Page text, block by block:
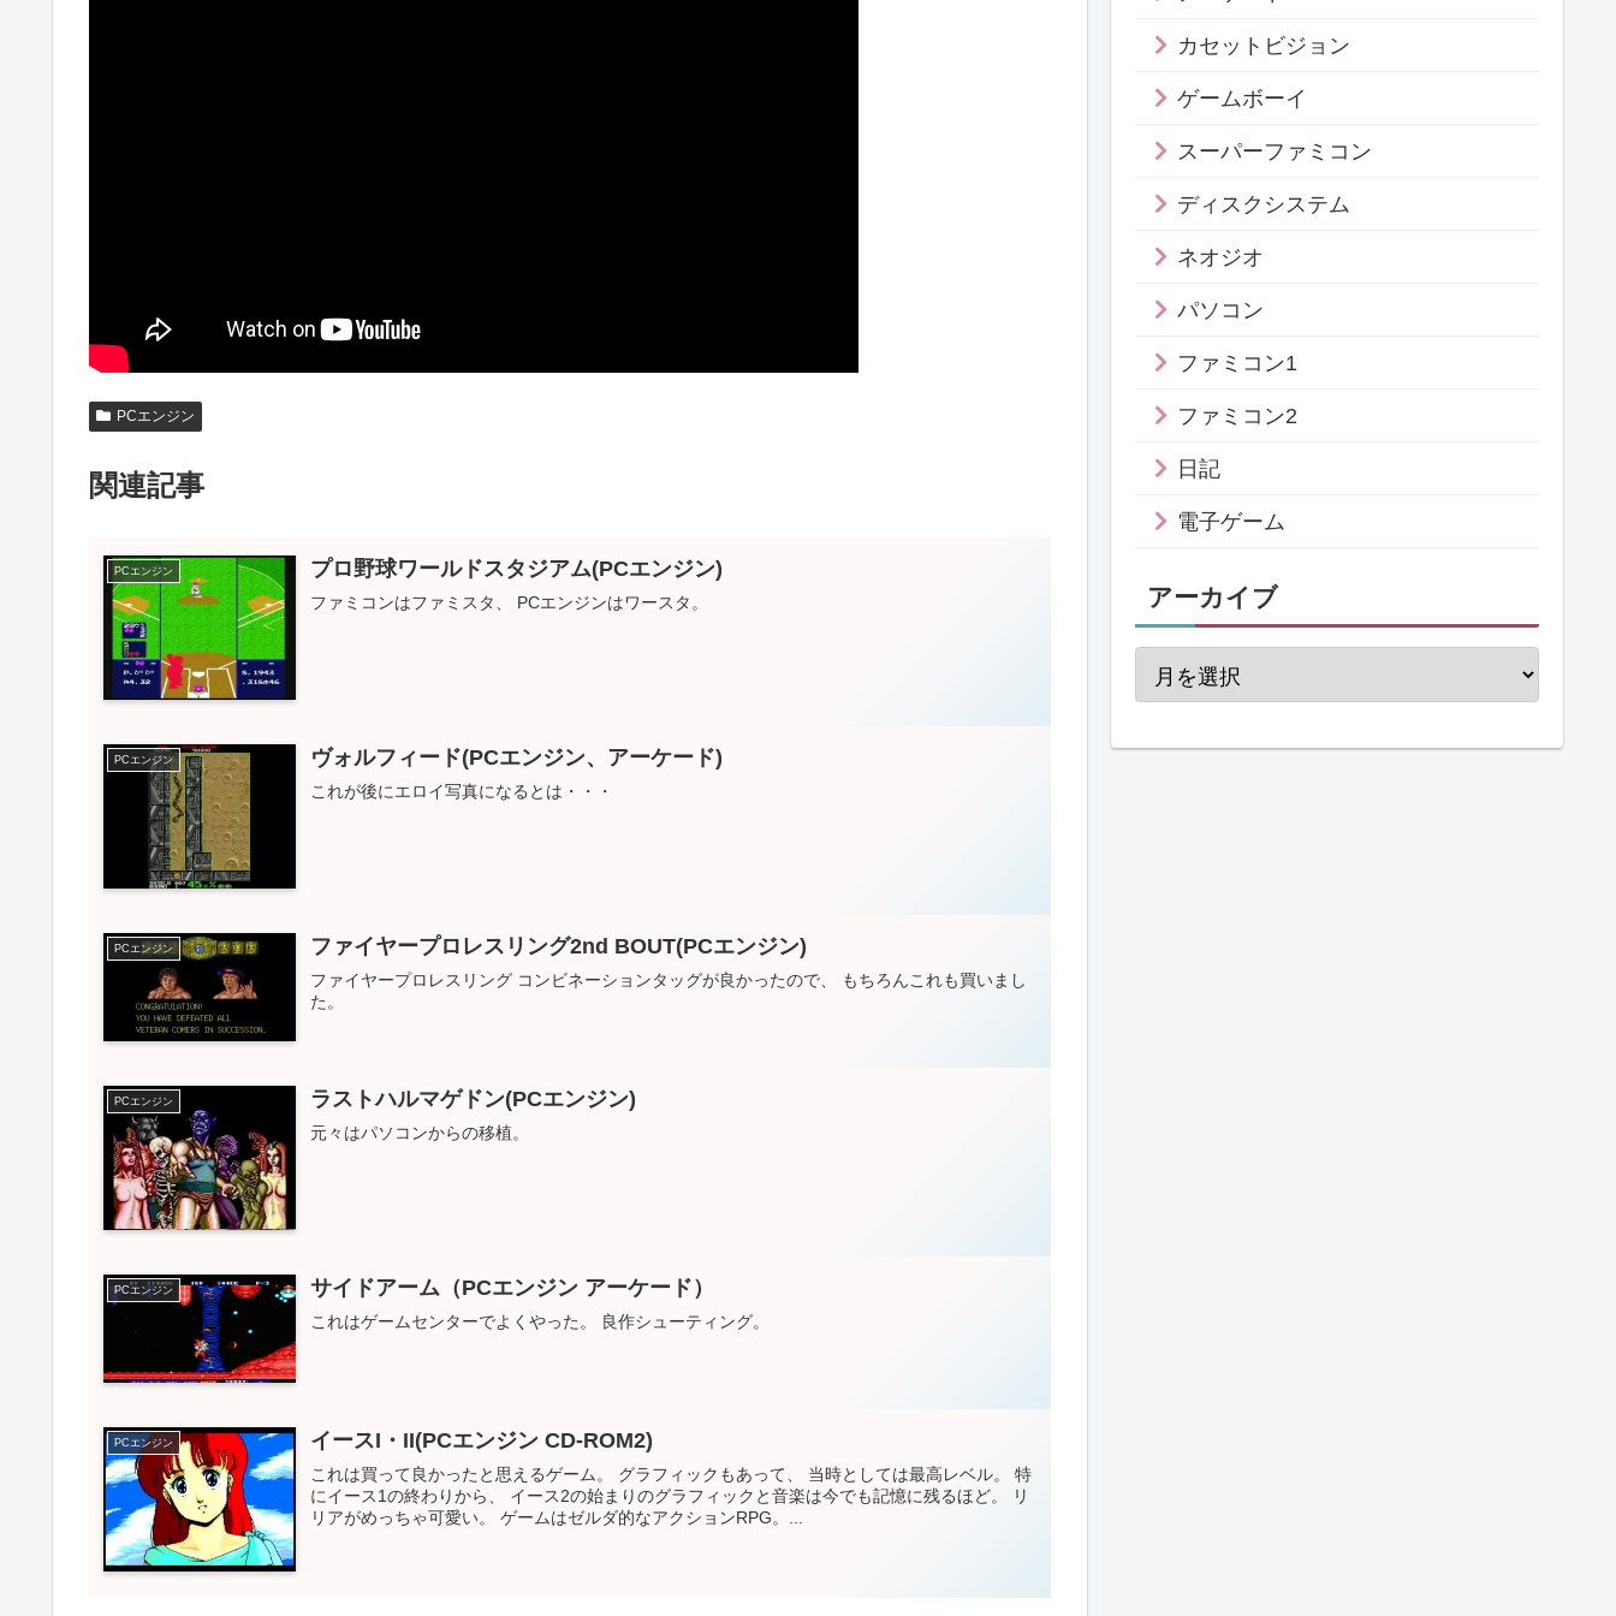
PCエンジン
関連記事
PCエンジン プロ野球ワールドスタジアム(PCエンジン)
ファミコンはファミスタ、 PCエンジンはワースタ。
PCエンジン ヴォルフィード(PCエンジン、アーケード)
これが後にエロイ写真になるとは・・・
PCエンジン ファイヤープロレスリング2nd BOUT(PCエンジン)
ファイヤープロレスリング コンビネーションタッグが良かったので、 もちろんこれも買いまし
た。
PCエンジン ラストハルマゲドン(PCエンジン)
元々はパソコンからの移植。
PCエンジン サイドアーム（PCエンジン アーケード）
これはゲームセンターでよくやった。 良作シューティング。
PCエンジン イースI・II(PCエンジン CD-ROM2)
これは買って良かったと思えるゲーム。 グラフィックもあって、 当時としては最高レベル。 特
にイース1の終わりから、 イース2の始まりのグラフィックと音楽は今でも記憶に残るほど。 リ
リアがめっちゃ可愛い。 ゲームはゼルダ的なアクションRPG。...
カセットビジョン
ゲームボーイ
スーパーファミコン
ディスクシステム
ネオジオ
パソコン
ファミコン1
ファミコン2
日記
電子ゲーム
アーカイブ